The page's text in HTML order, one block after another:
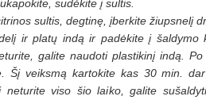
sudėkite į sultis.
sultis, degtinę, įberkite žiupsnelį
ir platų indąir padėkite į šaldymo
galite naudoti plastikinį indą.
Šį veiksmą kartokite kas 30 min.
neturite viso šio laiko, galite